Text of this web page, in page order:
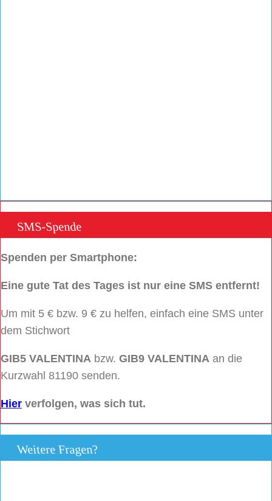
SMS-Spende
Spenden per Smartphone:
Eine gute Tat des Tages ist nur eine SMS entfernt!
Um mit 5 € bzw. 9 € zu helfen, einfach eine SMS unter
dem Stichwort
GIB5 VALENTINA bzw. GIB9 VALENTINA an die
Kurzwahl 81190 senden.
Hier verfolgen, was sich tut.
Weitere Fragen?